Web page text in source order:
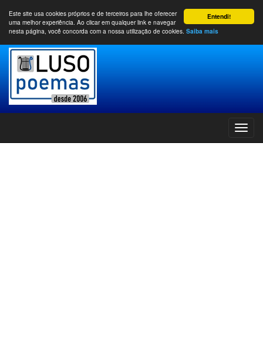
Entendi!
Este site usa cookies próprios e de terceiros para lhe oferecer
uma melhor experiência. Ao clicar em qualquer link e navegar
nesta página, você concorda com a nossa utilização de cookies. Saiba mais